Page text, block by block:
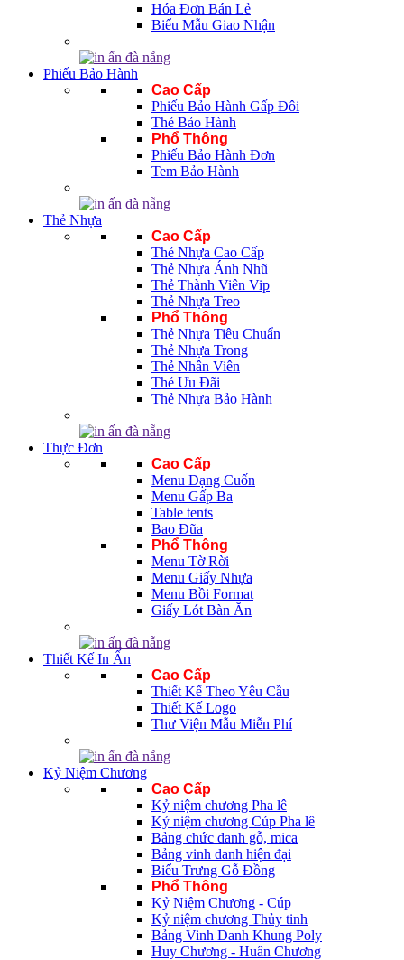
Hóa Đơn Bán Lẻ
Biểu Mẫu Giao Nhận
Phiếu Bảo Hành
Cao Cấp
Phiếu Bảo Hành Gấp Đôi
Thẻ Bảo Hành
Phổ Thông
Phiếu Bảo Hành Đơn
Tem Bảo Hành
Thẻ Nhựa
Cao Cấp
Thẻ Nhựa Cao Cấp
Thẻ Nhựa Ánh Nhũ
Thẻ Thành Viên Vip
Thẻ Nhựa Treo
Phổ Thông
Thẻ Nhựa Tiêu Chuẩn
Thẻ Nhựa Trong
Thẻ Nhân Viên
Thẻ Ưu Đãi
Thẻ Nhựa Bảo Hành
Thực Đơn
Cao Cấp
Menu Dạng Cuốn
Menu Gấp Ba
Table tents
Bao Đũa
Phổ Thông
Menu Tờ Rời
Menu Giấy Nhựa
Menu Bồi Format
Giấy Lót Bàn Ăn
Thiết Kế In Ấn
Cao Cấp
Thiết Kế Theo Yêu Cầu
Thiết Kế Logo
Thư Viện Mẫu Miễn Phí
Kỷ Niệm Chương
Cao Cấp
Kỷ niệm chương Pha lê
Kỷ niệm chương Cúp Pha lê
Bảng chức danh gỗ, mica
Bảng vinh danh hiện đại
Biểu Trưng Gỗ Đồng
Phổ Thông
Kỷ Niệm Chương - Cúp
Kỷ niệm chương Thủy tinh
Bảng Vinh Danh Khung Poly
Huy Chương - Huân Chương